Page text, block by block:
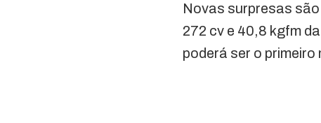
Novas surpresas
272 cv e 40,8 kgfm
poderá ser o